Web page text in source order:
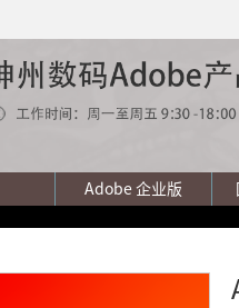
Adobe 企业版